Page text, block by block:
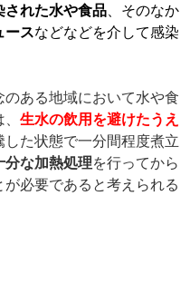
された水や食品 、そのなか
ースなどなどを介して感染
ある地域において水や食
、生水の飲用を避けたうえ
た状態で一分間程度煮立
分な加熱処理を行ってから
必要であると考えられる